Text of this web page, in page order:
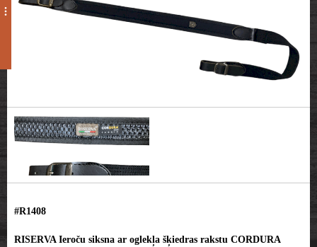
#R1408
RISERVA Ieroču siksna ar oglekļa šķiedras rakstu CORDURA